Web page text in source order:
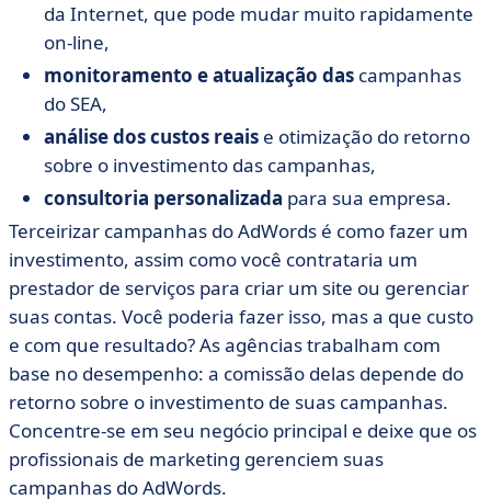
da Internet, que pode mudar muito rapidamente
on-line,
monitoramento e atualização das campanhas
do SEA,
análise dos custos reais e otimização do retorno
sobre o investimento das campanhas,
consultoria personalizada para sua empresa.
Terceirizar campanhas do AdWords é como fazer um
investimento, assim como você contrataria um
prestador de serviços para criar um site ou gerenciar
suas contas. Você poderia fazer isso, mas a que custo
e com que resultado? As agências trabalham com
base no desempenho: a comissão delas depende do
retorno sobre o investimento de suas campanhas.
Concentre-se em seu negócio principal e deixe que os
profissionais de marketing gerenciem suas
campanhas do AdWords.